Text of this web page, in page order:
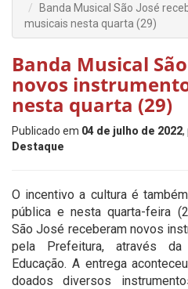
Banda Musical São José
musicais nesta quarta (29)
Banda Musical
novos
nesta quarta (29)
Publicado em 04 de julho de 2022,
Destaque
O incentivo a cultura é
pública e nesta quarta-feira
São José receberam novos
pela Prefeitura, através
Educação. A entrega
doados diversos